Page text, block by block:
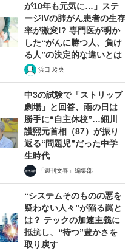
が10年も元気に…」ステ
ージIVの肺がん患者の生存
率が激変!? 専門医が明か
した“がんに勝つ人、負け
る人”の決定的な違いとは
浜口 玲央
中3の試験で「ストリップ
劇場」と回答、雨の日は
勝手に“自主休校”…細川
護熙元首相（87）が振り
返る“問題児”だった中学
生時代
「週刊文春」編集部
“システムそのものの悪を
疑わない人々”が陥る罠と
は？ テックの加速主義に
抵抗し、“待つ”豊かさを
取り戻す